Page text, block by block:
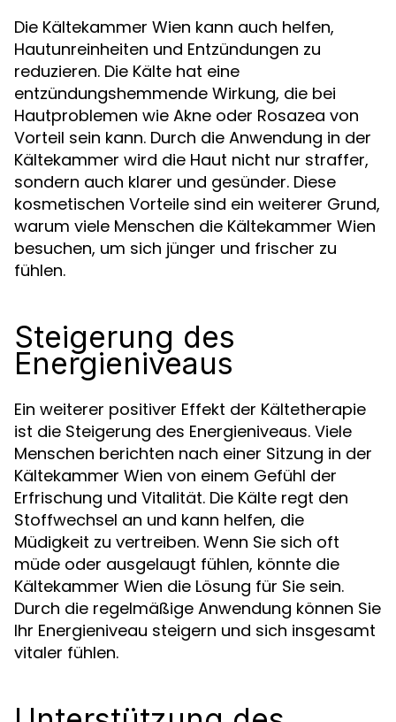
Die Kältekammer Wien kann auch helfen,
Hautunreinheiten und Entzündungen zu
reduzieren. Die Kälte hat eine
entzündungshemmende Wirkung, die bei
Hautproblemen wie Akne oder Rosazea von
Vorteil sein kann. Durch die Anwendung in der
Kältekammer wird die Haut nicht nur straffer,
sondern auch klarer und gesünder. Diese
kosmetischen Vorteile sind ein weiterer Grund,
warum viele Menschen die Kältekammer Wien
besuchen, um sich jünger und frischer zu
fühlen.
Steigerung des
Energieniveaus
Ein weiterer positiver Effekt der Kältetherapie
ist die Steigerung des Energieniveaus. Viele
Menschen berichten nach einer Sitzung in der
Kältekammer Wien von einem Gefühl der
Erfrischung und Vitalität. Die Kälte regt den
Stoffwechsel an und kann helfen, die
Müdigkeit zu vertreiben. Wenn Sie sich oft
müde oder ausgelaugt fühlen, könnte die
Kältekammer Wien die Lösung für Sie sein.
Durch die regelmäßige Anwendung können Sie
Ihr Energieniveau steigern und sich insgesamt
vitaler fühlen.